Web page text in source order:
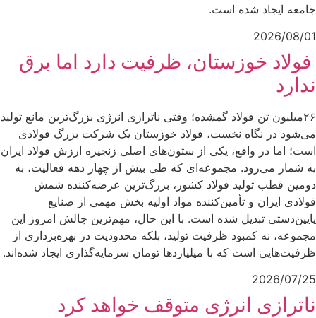
جامعه ایجاد شده است.
2026/08/01
فولاد خوزستان، ظرفیت دارد اما برق
ندارد
۲۶میلیون تن فولاد گمشده؛ وقتی ناترازی انرژی بزرگ‌ترین مانع تولید
می‌شود در نگاه نخست، فولاد خوزستان یک شرکت بزرگ فولادی
است؛ اما در واقع، یکی از ستون‌های اصلی زنجیره ارزش فولاد ایران
به شمار می‌رود. مجموعه‌ای که طی بیش از چهار دهه فعالیت، به
دومین قطب تولید فولاد کشور، بزرگ‌ترین عرضه‌کننده شمش
فولادی ایران و تأمین‌کننده مواد اولیه بخش مهمی از صنایع
پایین‌دستی تبدیل شده است. با این حال، مهم‌ترین چالش امروز این
مجموعه، نه کمبود ظرفیت تولید، بلکه محدودیت در بهره‌برداری از
ظرفیت‌هایی است که با میلیاردها تومان سرمایه‌گذاری ایجاد شده‌اند.
2026/07/25
ناترازی انرژی متوقف خواهد کرد